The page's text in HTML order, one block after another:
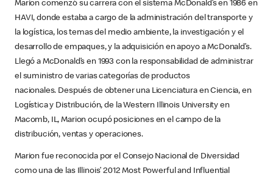
Marion comenzó su carrera con el sistema McDonald’s en 1986 en
HAVI, donde estaba a cargo de la administración del transporte y
la logística, los temas del medio ambiente, la investigación y el
desarrollo de empaques, y la adquisición en apoyo a McDonald’s.
Llegó a McDonald’s en 1993 con la responsabilidad de administrar
el suministro de varias categorías de productos
nacionales. Después de obtener una Licenciatura en Ciencia, en
Logística y Distribución, de la Western Illinois University en
Macomb, IL, Marion ocupó posiciones en el campo de la
distribución, ventas y operaciones.
Marion fue reconocida por el Consejo Nacional de Diversidad
como una de las Illinois’ 2012 Most Powerful and Influential